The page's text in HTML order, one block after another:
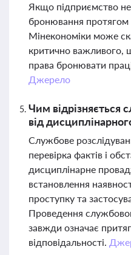
Якщо підприємство
бронювання протягом
Мінекономіки може
критично важливого,
права бронювати
Джерело
Чим відрізняється
від
Службове
перевірка фактів і
дисциплінарне
встановлення
проступку та
Проведення
завжди означає
відповідальності.